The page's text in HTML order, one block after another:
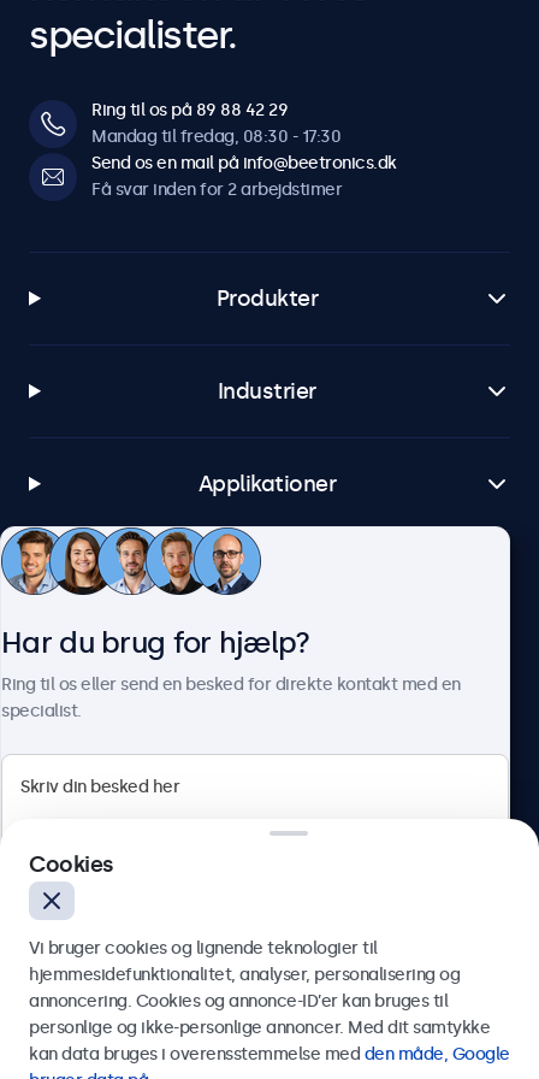
Tilslutninger
HDMI output
1x
2x
2x
Mekanisk
Skærmmål (uden stativ)
Billedestørrelse
479 x 270 mm
Vægt
Farve
Teknisk tegning (2D)
Download PDF
Download CAD/STP
Montering
specialister.
Ring til os på 89 88 42 29
Mandag til fredag, 08:30 - 17:30
Send os en mail på info@beetronics.dk
Få svar inden for 2 arbejdstimer
Produkter
Industrier
Applikationer
Kundeservice
Herstedøstervej 27-29, unit A, 2620 Albertslund, Danmark
Dansk
Har du brug for hjælp?
Ring til os eller send en besked for direkte kontakt med en
specialist.
Send
Cookies
Vi bruger cookies og lignende teknologier til
hjemmesidefunktionalitet, analyser, personalisering og
annoncering. Cookies og annonce-ID’er kan bruges til
personlige og ikke-personlige annoncer. Med dit samtykke
kan data bruges i overensstemmelse med den måde, Google